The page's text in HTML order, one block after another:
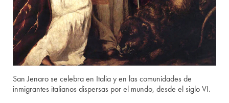
San Jenaro se celebra en Italia y en las comunidades de
inmigrantes italianos dispersas por el mundo, desde el siglo VI.